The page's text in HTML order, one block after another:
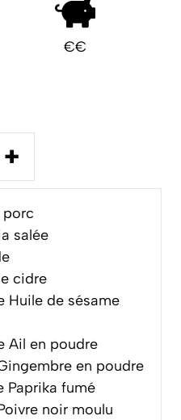
€€
+
porc
salée
cidre
Huile de sésame
Ail en poudre
en poudre
Paprika fumé
noir moulu